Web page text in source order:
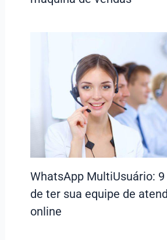
WhatsApp MultiUsuário:
de ter sua equipe de
online